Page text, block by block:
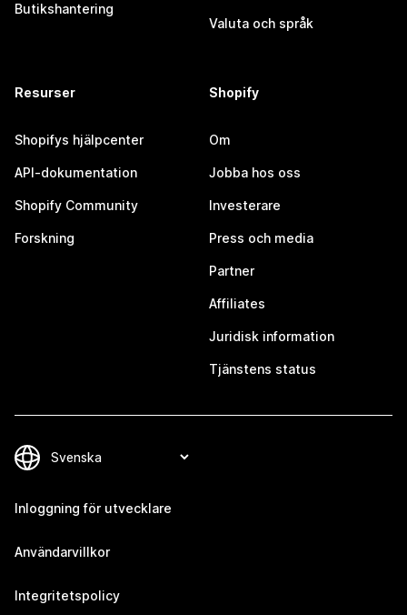
Butikshantering
Valuta och språk
Resurser
Shopifys hjälpcenter
API-dokumentation
Shopify Community
Forskning
Shopify
Om
Jobba hos oss
Investerare
Press och media
Partner
Affiliates
Juridisk information
Tjänstens status
Inloggning för utvecklare
Användarvillkor
Integritetspolicy